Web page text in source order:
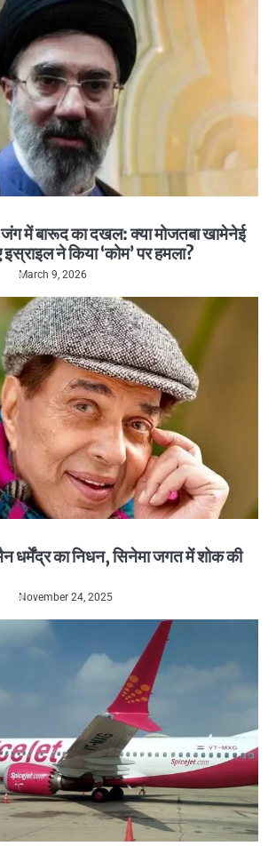
जंग में बारूद का दखल: क्या मोजतबा खामेनेई
ने किया ‘कोम’ पर हमला?
March 9, 2026
धर्मेंद्र का निधन, सिनेमा जगत में शोक की
November 24, 2025